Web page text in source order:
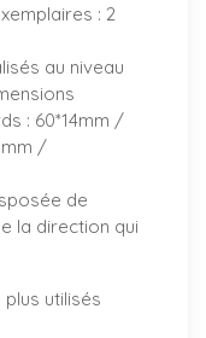
: 2
au niveau
: 60*14mm /
/
de
la direction qui
utilisés